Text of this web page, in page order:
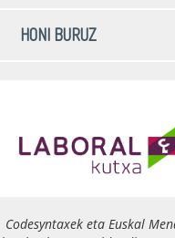
HONI BURUZ
Codesyntaxek eta Euskal